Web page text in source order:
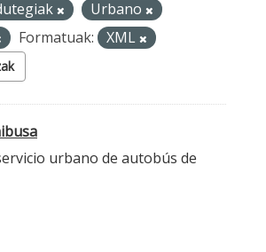
Urbano
Formatuak: XML
urbano de autobús de